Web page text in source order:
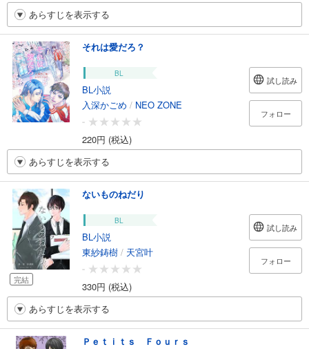
あらすじを表示する
それは愛だろ？
BL
BL小説
入深かごめ / NEO ZONE
-
220円 (税込)
試し読み
フォロー
あらすじを表示する
完結
ないものねだり
BL
BL小説
東紗鋳樹 / 天宮叶
-
330円 (税込)
試し読み
フォロー
あらすじを表示する
Ｐｅｔｉｔｓ Ｆｏｕｒｓ